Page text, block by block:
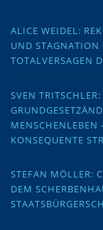
ALICE WEIDEL:
UND STAGNATION
TOTALVERSAGEN
SVEN
KONSEQUENTE
STEFAN MÖLLER:
DEM